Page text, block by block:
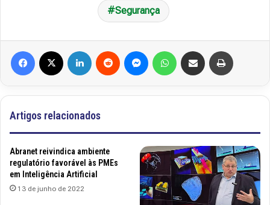
Segurança
Artigos relacionados
Abranet reivindica ambiente
regulatório favorável às PMEs
em Inteligência Artificial
13 de junho de 2022